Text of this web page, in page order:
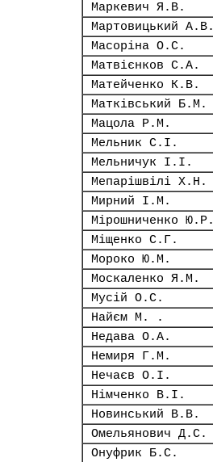
Маркевич Я.В.
Мартовицький А.В.
Масоріна О.С.
Матвієнков С.А.
Матейченко К.В.
Матківський Б.М.
Мацола Р.М.
Мельник С.І.
Мельничук І.І.
Мепарішвілі Х.Н.
Мирний І.М.
Мірошниченко Ю.Р.
Міщенко С.Г.
Мороко Ю.М.
Москаленко Я.М.
Мусій О.С.
Найєм М. .
Недава О.А.
Немиря Г.М.
Нечаєв О.І.
Німченко В.І.
Новинський В.В.
Омельянович Д.С.
Онуфрик Б.С.